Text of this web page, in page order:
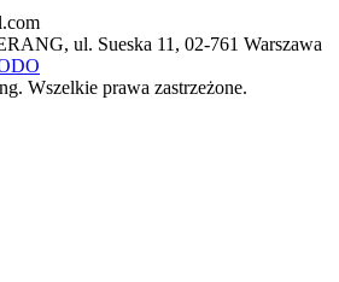
ul. Sueska 11, 02-761 Warszawa
Wszelkie prawa zastrzeżone.